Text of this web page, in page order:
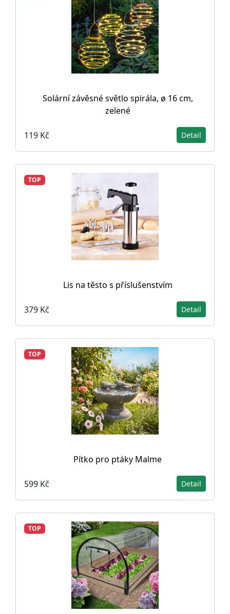
Solární závěsné světlo spirála, ø 16 cm,
zelené
119 Kč Detail
TOP
Lis na těsto s příslušenstvím
379 Kč Detail
TOP
Pítko pro ptáky Malme
599 Kč Detail
TOP